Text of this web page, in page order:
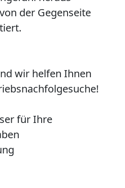
der Gegenseite
wir helfen Ihnen
für Ihre